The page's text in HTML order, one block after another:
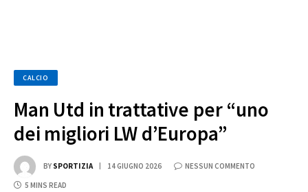
CALCIO
Man Utd in trattative per “uno
dei migliori LW d’Europa”
BY SPORTIZIA 14 GIUGNO 2026 NESSUN COMMENTO
5 MINS READ